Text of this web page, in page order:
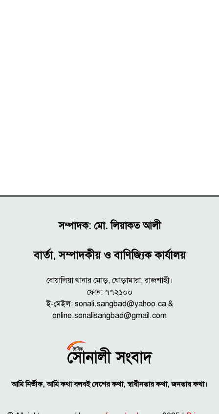
সম্পাদক: মো. লিয়াকত আলী
বার্তা, সম্পাদকীয় ও বাণিজ্যিক কার্যালয়
বোয়ালিয়া থানার মোড়, ঘোড়ামারা, রাজশাহী।
ফোন: ৭৭২১০০
ই-মেইল: sonali.sangbad@yahoo.ca &
online.sonalisangbad@gmail.com
আমি নির্ভীক, আমি কথা বলবই দেশের কথা, স্বাধীনতার কথা, জনতার কথা।